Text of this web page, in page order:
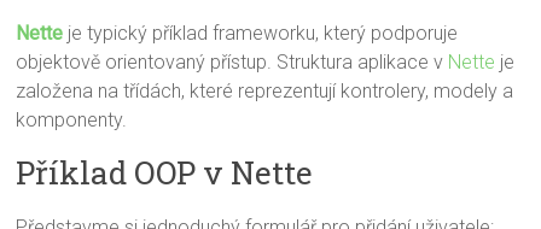
Nette je typický příklad frameworku, který podporuje
objektově orientovaný přístup. Struktura aplikace v Nette je
založena na třídách, které reprezentují kontrolery, modely a
komponenty.
Příklad OOP v Nette